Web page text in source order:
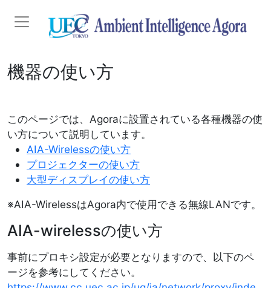
機器の使い方
このページでは、Agoraに設置されている各種機器の使
い方について説明しています。
AIA-Wirelessの使い方
プロジェクターの使い方
大型ディスプレイの使い方
※AIA-WirelessはAgora内で使用できる無線LANです。
AIA-wirelessの使い方
事前にプロキシ設定が必要となりますので、以下のペ
ージを参考にしてください。